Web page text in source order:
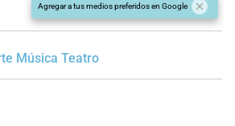
Agregar a tus medios preferidos en Google
Música Teatro